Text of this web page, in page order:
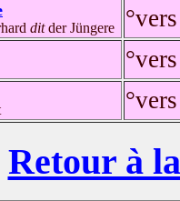
ditder Jüngere
Retour à